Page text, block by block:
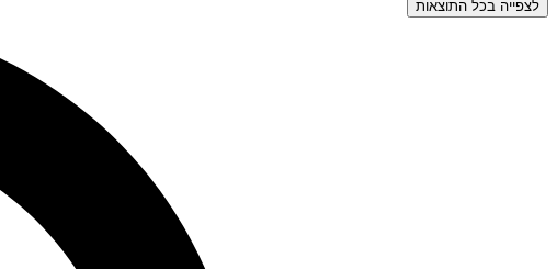
לצפייה בכל התוצאות